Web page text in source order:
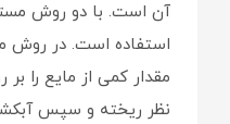
آن است. با دو روش
استفاده است. در روش
مقدار کمی از مایع را
نظر ریخته و سپس